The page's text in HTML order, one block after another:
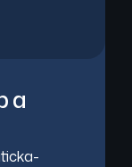
a